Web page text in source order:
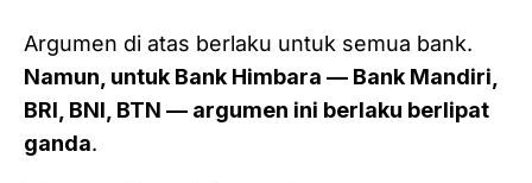
Argumen di atas berlaku untuk semua bank.
Namun, untuk Bank Himbara — Bank Mandiri,
BRI, BNI, BTN — argumen ini berlaku berlipat
ganda.